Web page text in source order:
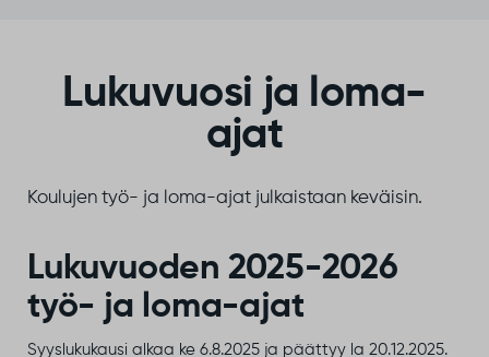
Lukuvuosi ja loma-
ajat
Koulujen työ- ja loma-ajat julkaistaan keväisin.
Lukuvuoden 2025-2026
työ- ja loma-ajat
Syyslukukausi alkaa ke 6.8.2025 ja päättyy la 20.12.2025.